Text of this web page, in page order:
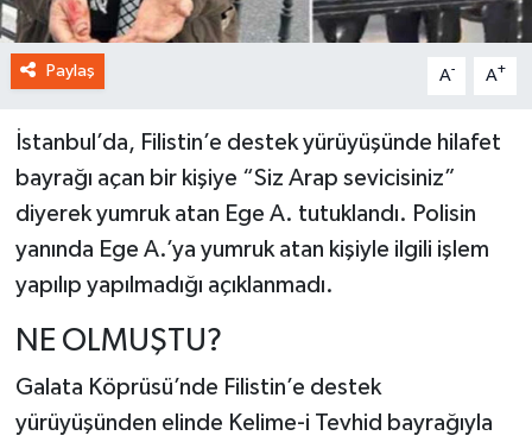
Paylaş A- A+
İstanbul’da, Filistin’e destek yürüyüşünde hilafet
bayrağı açan bir kişiye “Siz Arap sevicisiniz”
diyerek yumruk atan Ege A. tutuklandı. Polisin
yanında Ege A.’ya yumruk atan kişiyle ilgili işlem
yapılıp yapılmadığı açıklanmadı.
NE OLMUŞTU?
Galata Köprüsü’nde Filistin’e destek
yürüyüşünden elinde Kelime-i Tevhid bayrağıyla